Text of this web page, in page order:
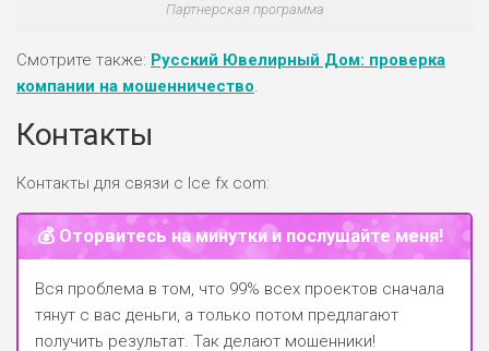
РИСКИ: НИЗКИЕ
БЮДЖЕТ: НИЗКИЙ
Партнерская программа
Смотрите также: Русский Ювелирный Дом: проверка
компании на мошенничество.
Контакты
Контакты для связи с Ice fx com:
💰 Оторвитесь на минутки и послушайте меня!
Вся проблема в том, что 99% всех проектов сначала
тянут с вас деньги, а только потом предлагают
получить результат. Так делают мошенники!